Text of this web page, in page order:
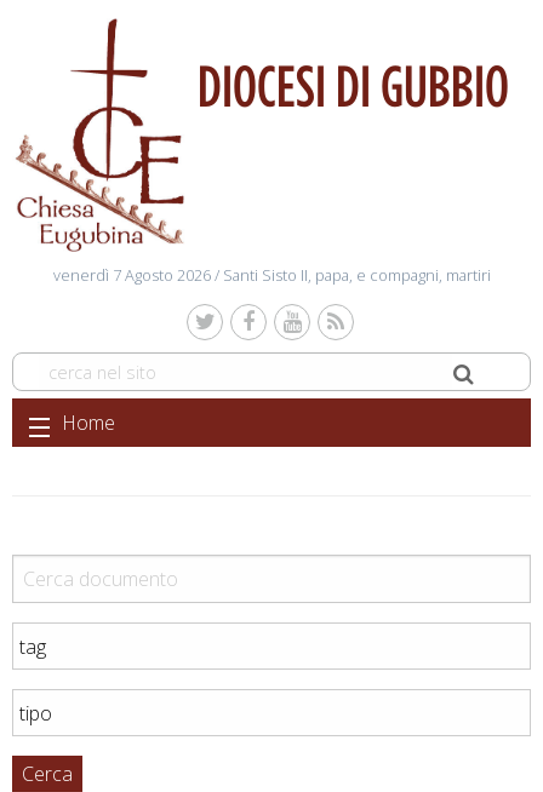
DIOCESI DI GUBBIO
venerdì 7 Agosto 2026 / Santi Sisto II, papa, e compagni, martiri
Skip
to
Home
Cerca